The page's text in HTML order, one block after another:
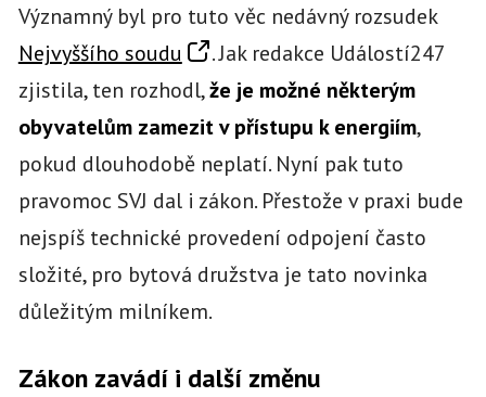
Významný byl pro tuto věc nedávný rozsudek
Nejvyššího soudu
. Jak redakce Událostí247
zjistila, ten rozhodl,že je možné některým
obyvatelům zamezit v přístupu k energiím,
pokud dlouhodobě neplatí. Nyní pak tuto
pravomoc SVJ dal i zákon. Přestože v praxi bude
nejspíš technické provedení odpojení často
složité, pro bytová družstva je tato novinka
důležitým milníkem.
Zákon zavádí i další změnu